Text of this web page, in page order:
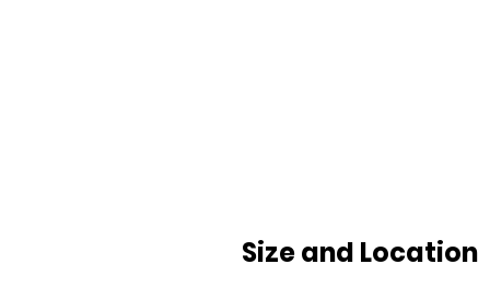
Size and Location